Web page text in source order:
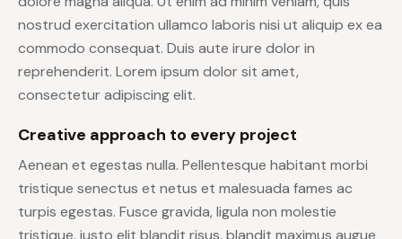
nostrud exercitation ullamco laboris nisi ut aliquip ex ea
commodo consequat. Duis aute irure dolor in
reprehenderit. Lorem ipsum dolor sit amet,
consectetur adipiscing elit.
Creative approach to every project
Aenean et egestas nulla. Pellentesque habitant morbi
tristique senectus et netus et malesuada fames ac
turpis egestas. Fusce gravida, ligula non molestie
tristique, justo elit blandit risus, blandit maximus augue